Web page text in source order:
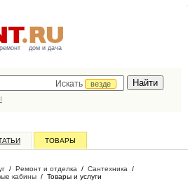
ремонт дом и дача
Искать
везде
ТОВАРЫ
/ Ремонт и отделка / Сантехника /
кабины / Товары и услуги